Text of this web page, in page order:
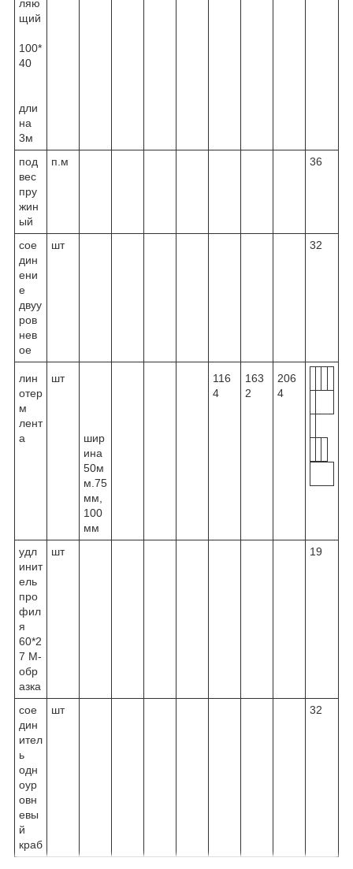
ляю
щий
100*
40
дли
на
3м
под
вес
пру
жин
ый
п.м 36
сое
дин
ени
е
двуу
ров
нев
ое
шт 32
лин
отер
м
лент
а
шт
шир
ина
50м
м.75
мм,
100
мм
116
4
163
2
206
4
удл
инит
ель
про
фил
я
60*2
7 М-
обр
азка
шт 19
сое
дин
ител
ь
одн
оур
овн
евы
й
краб
шт 32